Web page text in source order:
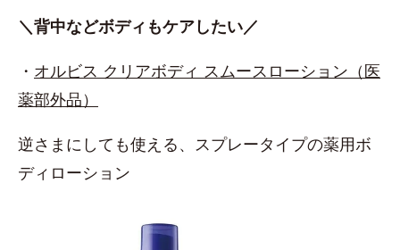
＼背中などボディもケアしたい／
・ オルビス クリアボディ スムースローション（医
薬部外品）
逆さまにしても使える、スプレータイプの薬用ボ
ディローション